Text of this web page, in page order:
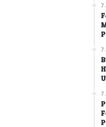
7
7
7